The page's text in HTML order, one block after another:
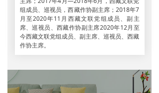
组成员、巡视员，西藏作协副主席；2018年7
月至2020年11月西藏文联党组成员、副主
席、巡视员、西藏作协副主席2020年12月至
今西藏文联党组成员、副主席、巡视员、西藏
作协主席。